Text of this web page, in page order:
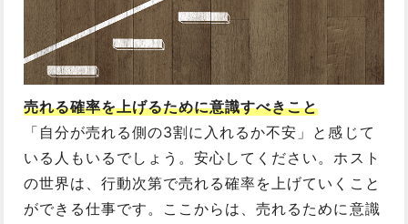
売れる確率を上げるために意識すべきこと
「自分が売れる側の3割に入れるか不安」と感じて
いる人もいるでしょう。安心してください。ホスト
の世界は、行動次第で売れる確率を上げていくこと
ができる仕事です。ここからは、売れるために意識